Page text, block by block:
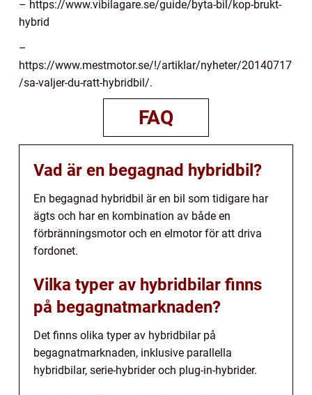
– https://www.vibilagare.se/guide/byta-bil/kop-brukt-
hybrid
–
https://www.mestmotor.se/!/artiklar/nyheter/20140717
/sa-valjer-du-ratt-hybridbil/.
FAQ
Vad är en begagnad hybridbil?
En begagnad hybridbil är en bil som tidigare har
ägts och har en kombination av både en
förbränningsmotor och en elmotor för att driva
fordonet.
Vilka typer av hybridbilar finns
på begagnatmarknaden?
Det finns olika typer av hybridbilar på
begagnatmarknaden, inklusive parallella
hybridbilar, serie-hybrider och plug-in-hybrider.